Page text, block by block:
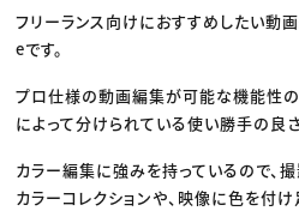
フリーランス向けにおすすめしたい
eです。
プロ仕様の動画編集が可能な機能性
によって分けられている使い勝手の良
カラー編集に強みを持っているので、
カラーコレクションや、映像に色を付け